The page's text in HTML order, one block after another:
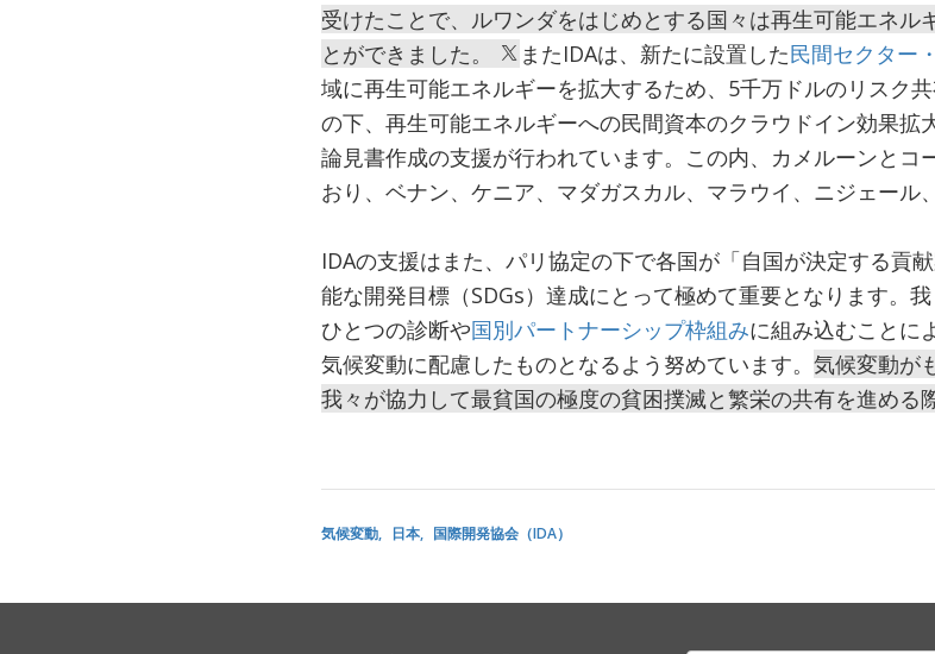
受けたことで、ルワンダをはじめとする国々は再生可能エネル
とができました。
またIDAは、新たに設置した民間セクター
域に再生可能エネルギーを拡大するため、5千万ドルのリスク
の下、再生可能エネルギーへの民間資本のクラウドイン効果拡
論見書作成の支援が行われています。この内、カメルーンとコ
おり、ベナン、ケニア、マダガスカル、マラウイ、ニジェール
IDAの支援はまた、パリ協定の下で各国が「自国が決定する貢
能な開発目標（SDGs）達成にとって極めて重要となります。
ひとつの診断や国別パートナーシップ枠組みに組み込むことに
気候変動に配慮したものとなるよう努めています。 気候変動が
我々が協力して最貧国の極度の貧困撲滅と繁栄の共有を進める
気候変動 日本 国際開発協会（IDA）